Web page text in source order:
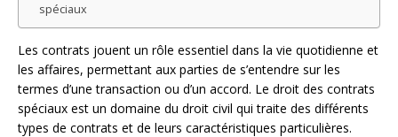
spéciaux
Les contrats jouent un rôle essentiel dans la vie quotidienne et
les affaires, permettant aux parties de s’entendre sur les
termes d’une transaction ou d’un accord. Le droit des contrats
spéciaux est un domaine du droit civil qui traite des différents
types de contrats et de leurs caractéristiques particulières.